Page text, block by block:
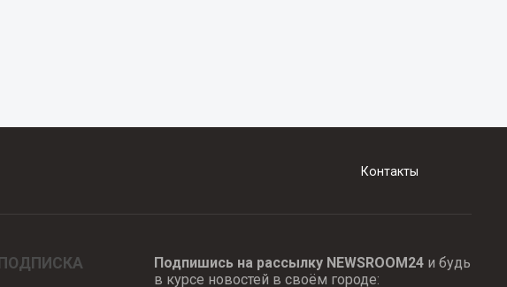
Контакты
ПОДПИСКА Подпишись на рассылку NEWSROOM24и будь
в курсе новостей в своём городе: